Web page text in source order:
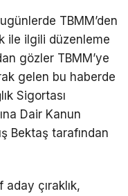
TBMM’den
ile ilgili düzenleme
gözler TBMM’ye
gelen bu haberde
Sigortası
Dair Kanun
Bektaş tarafından
çıraklık,